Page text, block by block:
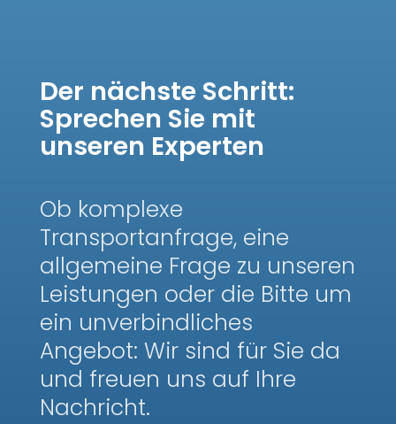
Der nächste Schritt:
Sprechen Sie mit
unseren Experten
Ob komplexe
Transportanfrage, eine
allgemeine Frage zu unseren
Leistungen oder die Bitte um
ein unverbindliches
Angebot: Wir sind für Sie da
und freuen uns auf Ihre
Nachricht.